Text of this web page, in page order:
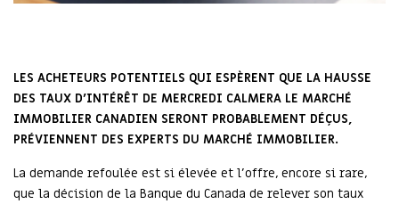
LES ACHETEURS POTENTIELS QUI ESPÈRENT QUE LA HAUSSE
DES TAUX D'INTÉRÊT DE MERCREDI CALMERA LE MARCHÉ
IMMOBILIER CANADIEN SERONT PROBABLEMENT DÉÇUS,
PRÉVIENNENT DES EXPERTS DU MARCHÉ IMMOBILIER.
La demande refoulée est si élevée et l'offre, encore si rare,
que la décision de la Banque du Canada de relever son taux